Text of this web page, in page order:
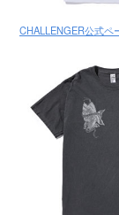
CHALLENGER公式ペ